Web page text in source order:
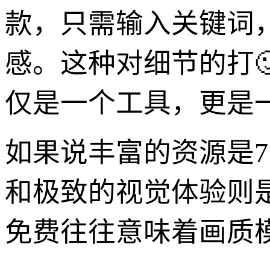
款，只需输入关键词
感。这种对细节的打
仅是一个工具，更是
如果说丰富的资源是
和极致的视觉体验则
免费往往意味着画质